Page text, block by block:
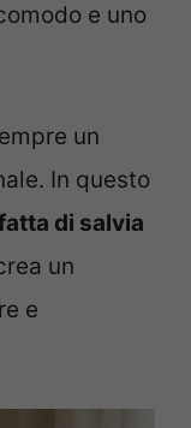
e uno
un
In questo
di salvia
un
e